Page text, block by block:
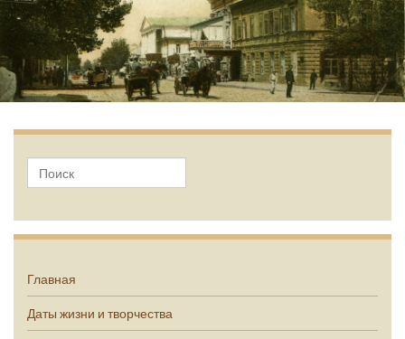
Главная
Даты жизни и творчества